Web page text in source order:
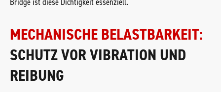
MECHANISCHE BELASTBARKEIT:
SCHUTZ VOR VIBRATION UND
REIBUNG